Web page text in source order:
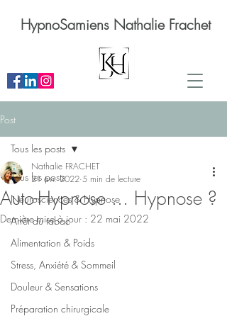
HypnoSamiens Nathalie Frachet
Post
Tous les posts
Neurosciences & Hypnose
Arrêt du tabac
Alimentation & Poids
Stress, Anxiété & Sommeil
Douleur & Sensations
Préparation chirurgicale
Tous les posts
Auto-Hypnose ... Hypnose ?
Nathalie FRACHET
21 avr. 2022 5 min de lecture
Dernière mise à jour : 22 mai 2022